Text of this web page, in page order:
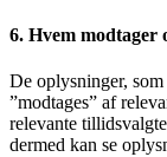
6. Hvem modtager
De oplysninger,
”modtages” af
relevante
dermed kan se